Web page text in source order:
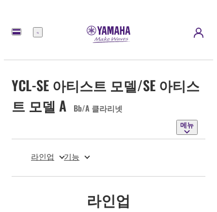
메
YCL-SE 아티스트 모델/SE 아티스
트 모델 A
Bb/A 클라리넷
메뉴
라인업 기능
라인업